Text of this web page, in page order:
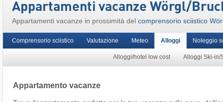
Appartamenti vacanze Wörgl/​
Appartamenti vacanze in prossimità del comprensorio sciistico
Comprensorio sciistico Valutazione Meteo Alloggi
Alloggi/hotel low cost Alloggi Ski-in/
Noleggio
Appartamento vacanze